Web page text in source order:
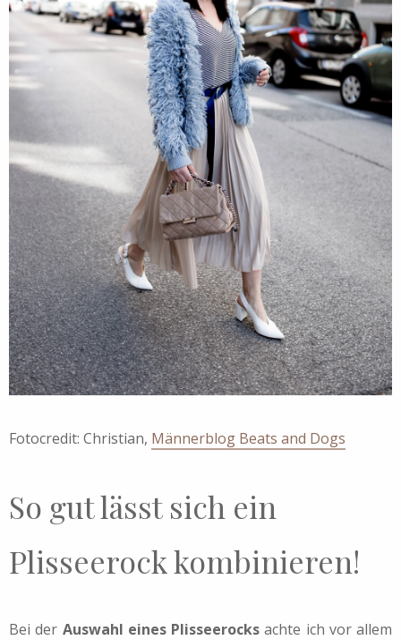
Fotocredit: Christian, Männerblog Beats and Dogs
So gut lässt sich ein
Plisseerock kombinieren!
Bei der Auswahl eines Plisseerocks achte ich vor allem